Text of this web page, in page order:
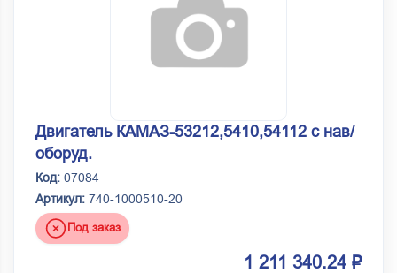
Двигатель КАМАЗ-53212,5410,54112 с нав/
оборуд.
Код: 07084
Артикул: 740-1000510-20
Под заказ
1 211 340.24 ₽